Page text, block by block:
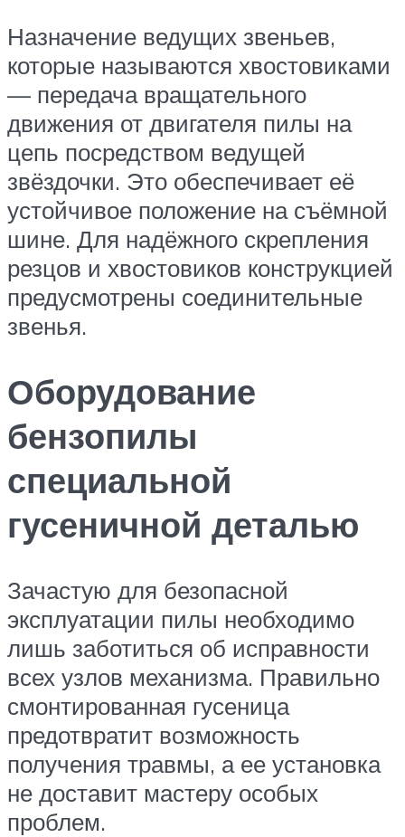
Назначение ведущих звеньев,
которые называются хвостовиками
— передача вращательного
движения от двигателя пилы на
цепь посредством ведущей
звёздочки. Это обеспечивает её
устойчивое положение на съёмной
шине. Для надёжного скрепления
резцов и хвостовиков конструкцией
предусмотрены соединительные
звенья.
Оборудование
бензопилы
специальной
гусеничной деталью
Зачастую для безопасной
эксплуатации пилы необходимо
лишь заботиться об исправности
всех узлов механизма. Правильно
смонтированная гусеница
предотвратит возможность
получения травмы, а ее установка
не доставит мастеру особых
проблем.